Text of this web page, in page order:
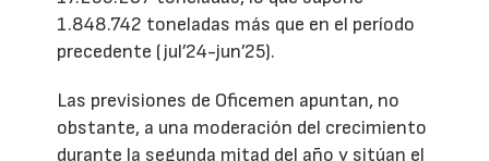
1.848.742 toneladas más que en el período
precedente (jul’24-jun’25).
Las previsiones de Oficemen apuntan, no
obstante, a una moderación del crecimiento
durante la segunda mitad del año y sitúan el